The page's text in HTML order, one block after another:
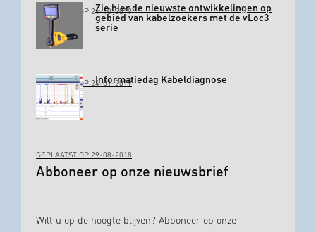
GEPLAATST OP 24-10-2019Zie hier de nieuwste ontwikkelingen op
gebied van kabelzoekers met de vLoc3
serie
GEPLAATST OP 24-01-2019Informatiedag Kabeldiagnose
GEPLAATST OP 29-08-2018
Abboneer op onze nieuwsbrief
Wilt u op de hoogte blijven? Abboneer op onze